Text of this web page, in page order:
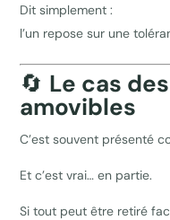
Dit simplement :
l’un repose sur une
🔄 Le cas
amovibles
C’est souvent présenté
Et c’est vrai… en partie.
Si tout peut être retiré